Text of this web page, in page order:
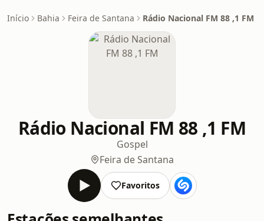
Início Bahia Feira de Santana Rádio Nacional FM 88 ,1 FM
Rádio Nacional FM 88 ,1 FM
Gospel
Feira de Santana
Favoritos